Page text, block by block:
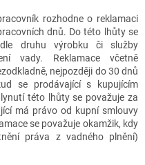
rozhodne o reklamaci
dnů. Do této lhůty se
druhu výrobku či služby
vady. Reklamace včetně
nejpozději do 30 dnů
se prodávající s kupujícím
této lhůty se považuje za
má právo od kupní smlouvy
se považuje okamžik, kdy
práva z vadného plnění)